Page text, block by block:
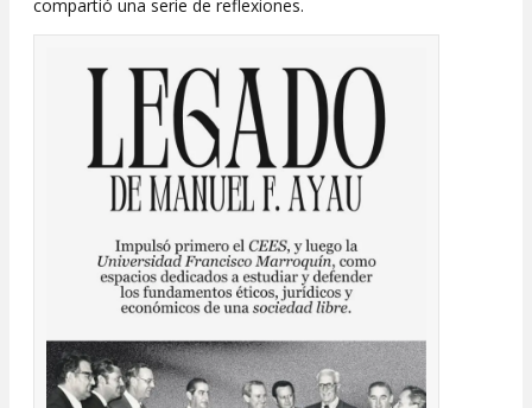
compartió una serie de reflexiones.